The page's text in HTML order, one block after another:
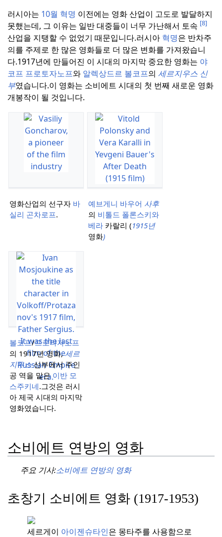
러시아는 10월 혁명 이전에는 영화 산업이 고도로 발달하지
못했는데, 그 이유는 일반 대중들이 너무 가난해서 토속 [8]
산업을 지탱할 수 없었기 때문입니다.러시아 혁명은 반차주
의를 주제로 한 많은 영화들로 더 많은 변화를 가져왔습니
다.1917년에 만들어진 이 시대의 마지막 중요한 영화는 야
코프 프로토자노프와 알렉상드르 볼코프의 세르지우스 신
부였습니다.이 영화는 소비에트 시대의 첫 번째 새로운 영화
개봉작이 될 것입니다.
영화산업의 선구자 바
실리 곤차로프.
예브게니 바우어 사후
의 비톨드 폴론스키와
베라 카랄리 (1915년
영화)
볼코프/프로타자노프
의 1917년 영화,세르
지우스신부에서 주인
공 역을 맡은 이반 모
스주키네.그것은 러시
아 제국 시대의 마지막
영화였습니다.
소비에트 연방의 영화
주요 기사:소비에트 연방의 영화
초창기 소비에트 영화 (1917-1953)
세르게이 아이젠슈타인은 몽타주를 사용함으로